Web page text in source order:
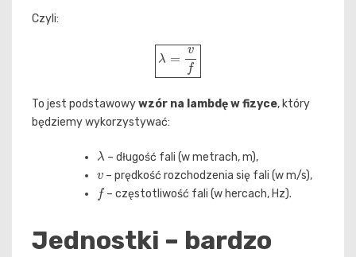
Czyli:
λ=vf
To jest podstawowywzór na lambdę w fizyce, który
będziemy wykorzystywać:
λ
– długość fali (w metrach, m),
– prędkość rozchodzenia się fali (w m/s),
f
– częstotliwość fali (w hercach, Hz).
Jednostki – bardzo